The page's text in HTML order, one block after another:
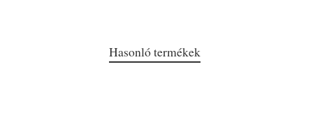
Hasonló termékek